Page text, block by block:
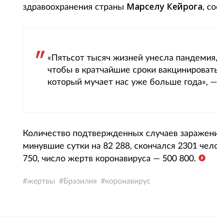
здравоохранения страны Марселу Кейрога,
«Пятьсот тысяч жизней унесла
чтобы в кратчайшие сроки
который мучает нас уже больше года»,
Количество подтвержденных случаев
минувшие сутки на 82 288, скончался 2301
750, число жертв коронавируса — 500 800.
жертвы Бразилия коронавирус